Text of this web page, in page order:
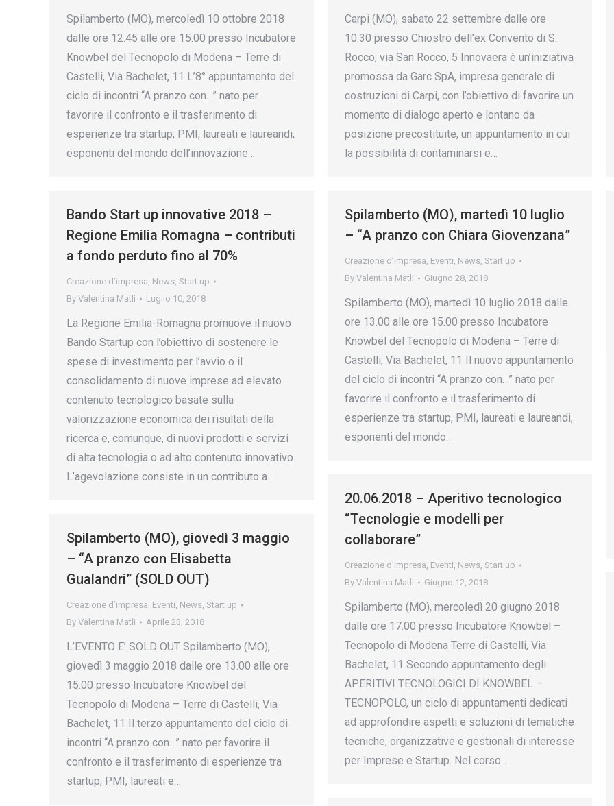
Spilamberto (MO), mercoledì 10 ottobre 2018
dalle ore 12.45 alle ore 15.00 presso Incubatore
Knowbel del Tecnopolo di Modena – Terre di
Castelli, Via Bachelet, 11 L’8° appuntamento del
ciclo di incontri “A pranzo con…” nato per
favorire il confronto e il trasferimento di
esperienze tra startup, PMI, laureati e laureandi,
esponenti del mondo dell’innovazione…
Carpi (MO), sabato 22 settembre dalle ore
10.30 presso Chiostro dell’ex Convento di S.
Rocco, via San Rocco, 5 Innovaera è un’iniziativa
promossa da Garc SpA, impresa generale di
costruzioni di Carpi, con l’obiettivo di favorire un
momento di dialogo aperto e lontano da
posizione precostituite, un appuntamento in cui
la possibilità di contaminarsi e…
Bando Start up innovative 2018 –
Regione Emilia Romagna – contributi
a fondo perduto fino al 70%
Creazione d’impresa, News, Start up
By Valentina Matli Luglio 10, 2018
La Regione Emilia-Romagna promuove il nuovo
Bando Startup con l’obiettivo di sostenere le
spese di investimento per l’avvio o il
consolidamento di nuove imprese ad elevato
contenuto tecnologico basate sulla
valorizzazione economica dei risultati della
ricerca e, comunque, di nuovi prodotti e servizi
di alta tecnologia o ad alto contenuto innovativo.
L’agevolazione consiste in un contributo a…
Spilamberto (MO), martedì 10 luglio
– “A pranzo con Chiara Giovenzana”
Creazione d’impresa, Eventi, News, Start up
By Valentina Matli Giugno 28, 2018
Spilamberto (MO), martedì 10 luglio 2018 dalle
ore 13.00 alle ore 15.00 presso Incubatore
Knowbel del Tecnopolo di Modena – Terre di
Castelli, Via Bachelet, 11 Il nuovo appuntamento
del ciclo di incontri “A pranzo con…” nato per
favorire il confronto e il trasferimento di
esperienze tra startup, PMI, laureati e laureandi,
esponenti del mondo…
20.06.2018 – Aperitivo tecnologico
“Tecnologie e modelli per
collaborare”
Creazione d’impresa, Eventi, News, Start up
By Valentina Matli Giugno 12, 2018
Spilamberto (MO), mercoledì 20 giugno 2018
dalle ore 17.00 presso Incubatore Knowbel –
Tecnopolo di Modena Terre di Castelli, Via
Bachelet, 11 Secondo appuntamento degli
APERITIVI TECNOLOGICI DI KNOWBEL –
TECNOPOLO, un ciclo di appuntamenti dedicati
ad approfondire aspetti e soluzioni di tematiche
tecniche, organizzative e gestionali di interesse
per Imprese e Startup. Nel corso…
Spilamberto (MO), giovedì 3 maggio
– “A pranzo con Elisabetta
Gualandri” (SOLD OUT)
Creazione d’impresa, Eventi, News, Start up
By Valentina Matli Aprile 23, 2018
L’EVENTO E’ SOLD OUT Spilamberto (MO),
giovedì 3 maggio 2018 dalle ore 13.00 alle ore
15.00 presso Incubatore Knowbel del
Tecnopolo di Modena – Terre di Castelli, Via
Bachelet, 11 Il terzo appuntamento del ciclo di
incontri “A pranzo con…” nato per favorire il
confronto e il trasferimento di esperienze tra
startup, PMI, laureati e…